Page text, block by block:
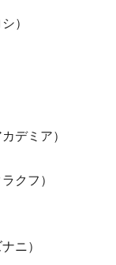
）
デミア）
クフ）
ニ）